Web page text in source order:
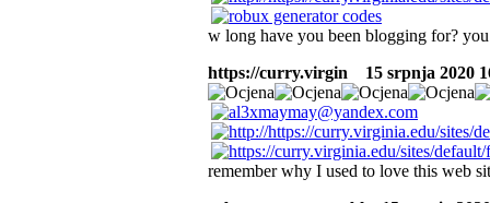
w long have you been blogging for?
https://curry.virgin
15 srpnja 2020
remember why I used to love this web